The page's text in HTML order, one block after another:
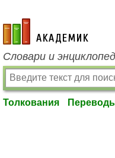
academic.ru
Словари и
Толкования